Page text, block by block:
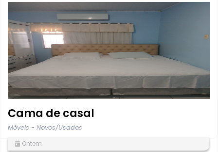
Cama de casal
Móveis - Novos/Usados
Ontem